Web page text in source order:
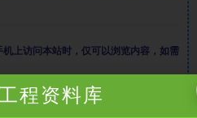
机上访问本站时，仅可以浏览内容，如需
程资料库